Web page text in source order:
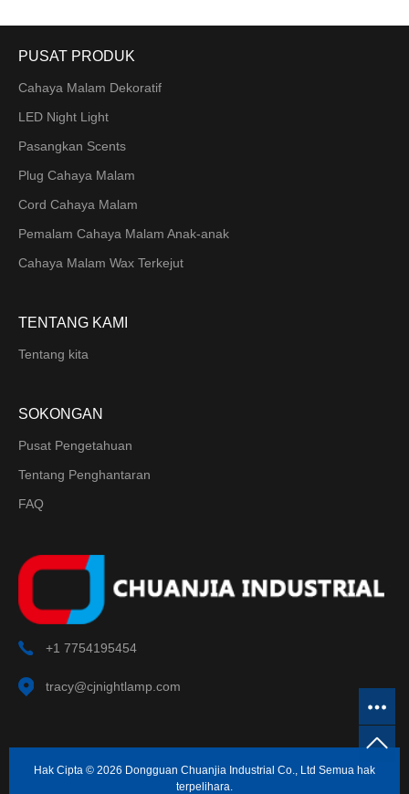
PUSAT PRODUK
Cahaya Malam Dekoratif
LED Night Light
Pasangkan Scents
Plug Cahaya Malam
Cord Cahaya Malam
Pemalam Cahaya Malam Anak-anak
Cahaya Malam Wax Terkejut
TENTANG KAMI
Tentang kita
SOKONGAN
Pusat Pengetahuan
Tentang Penghantaran
FAQ
+1 7754195454
tracy@cjnightlamp.com
Hak Cipta © 2026 Dongguan Chuanjia Industrial Co., Ltd Semua hak
terpelihara.